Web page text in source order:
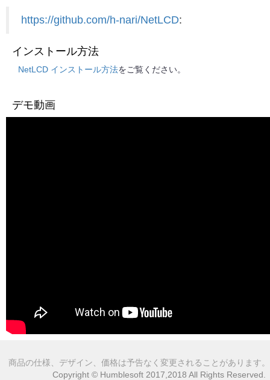
https://github.com/h-nari/NetLCD:
インストール方法
NetLCD インストール方法をご覧ください。
デモ動画
商品の仕様、デザイン、価格は予告なく変更されることがあります。
Copyright © Humblesoft 2017,2018 All Rights Reserved.